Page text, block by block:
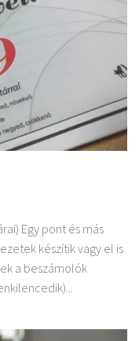
Egy pont és más
készítik vagy el is
a beszámolók